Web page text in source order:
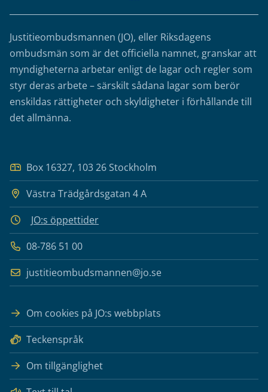
Justitieombudsmannen (JO), eller Riksdagens
ombudsmän som är det officiella namnet, granskar att
myndigheterna arbetar enligt de lagar och regler som
styr deras arbete – särskilt sådana lagar som berör
enskildas rättigheter och skyldigheter i förhållande till
det allmänna.
Box 16327, 103 26 Stockholm
Västra Trädgårdsgatan 4 A
JO:s öppettider
08-786 51 00
justitieombudsmannen@jo.se
Om cookies på JO:s webbplats
Teckenspråk
Om tillgänglighet